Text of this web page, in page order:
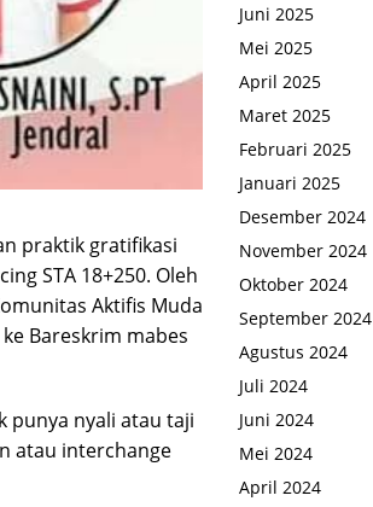
praktik gratifikasi
STA 18+250. Oleh
Aktifis Muda
Bareskrim mabes
punya nyali atau taji
atau interchange
Juni 2025
Mei 2025
April 2025
Maret 2025
Februari 2025
Januari 2025
Desember 2024
November 2024
Oktober 2024
September 2024
Agustus 2024
Juli 2024
Juni 2024
Mei 2024
April 2024